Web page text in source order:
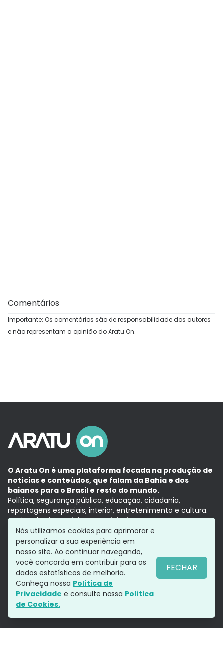
Comentários
Importante: Os comentários são de responsabilidade dos autores
e não representam a opinião do Aratu On.
O Aratu On é uma plataforma focada na produção de
notícias e conteúdos, que falam da Bahia e dos
baianos para o Brasil e resto do mundo.
Política, segurança pública, educação, cidadania,
reportagens especiais, interior, entretenimento e cultura.
Aqui, tudo vira notícia e a notícia é no tempo presente,
com a credibilidade do Grupo Aratu.
Grupo Aratu
Política de privacidade
Siga-nos
Nós utilizamos cookies para aprimorar e
personalizar a sua experiência em
nosso site. Ao continuar navegando,
você concorda em contribuir para os
dados estatísticos de melhoria.
Conheça nossa Política de
Privacidade e consulte nossa Política
de Cookies.
FECHAR